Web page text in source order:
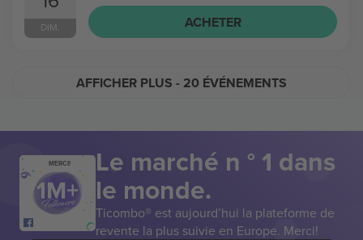
DIM.
ACHETER
AFFICHER PLUS - 20 ÉVÉNEMENTS
MERCI! Le marché n ° 1 dans
le monde.
Ticombo® est aujourd’hui la plateforme de
revente la plus suivie en Europe. Merci!